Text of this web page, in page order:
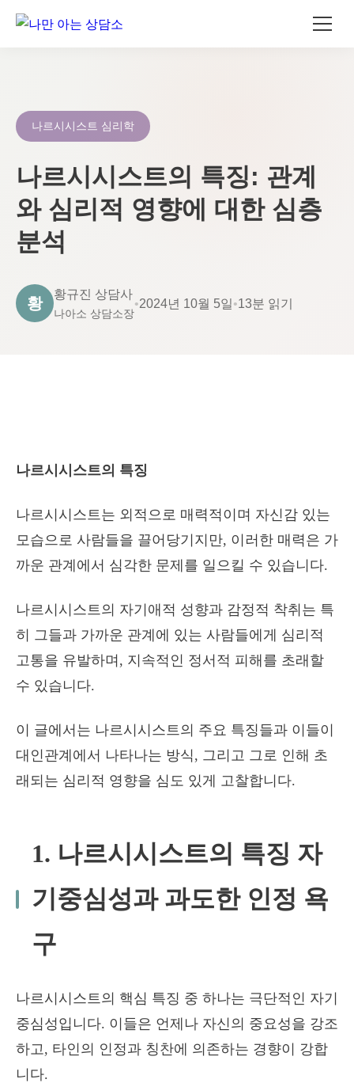
나르시시스트 심리학
나르시시스트의 특징: 관계
와 심리적 영향에 대한 심층
분석
황
황규진 상담사
나아소 상담소장
•2024년 10월 5일•13분 읽기
나르시시스트의 특징
나르시시스트는 외적으로 매력적이며 자신감 있는
모습으로 사람들을 끌어당기지만, 이러한 매력은 가
까운 관계에서 심각한 문제를 일으킬 수 있습니다.
나르시시스트의 자기애적 성향과 감정적 착취는 특
히 그들과 가까운 관계에 있는 사람들에게 심리적
고통을 유발하며, 지속적인 정서적 피해를 초래할
수 있습니다.
이 글에서는 나르시시스트의 주요 특징들과 이들이
대인관계에서 나타나는 방식, 그리고 그로 인해 초
래되는 심리적 영향을 심도 있게 고찰합니다.
1. 나르시시스트의 특징 자
기중심성과 과도한 인정 욕
구
나르시시스트의 핵심 특징 중 하나는 극단적인 자기
중심성입니다. 이들은 언제나 자신의 중요성을 강조
하고, 타인의 인정과 칭찬에 의존하는 경향이 강합
니다.